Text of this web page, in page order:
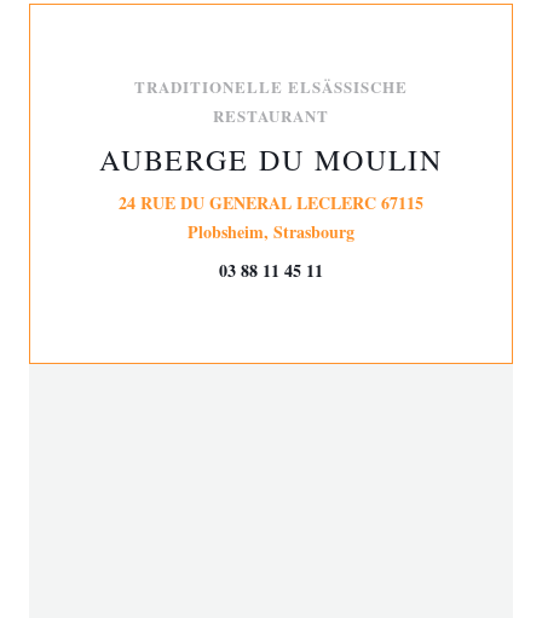
TRADITIONELLE ELSÄSSISCHE
RESTAURANT
AUBERGE DU MOULIN
24 RUE DU GENERAL LECLERC 67115
Plobsheim, Strasbourg((öffnet ein neues
03 88 11 45 11